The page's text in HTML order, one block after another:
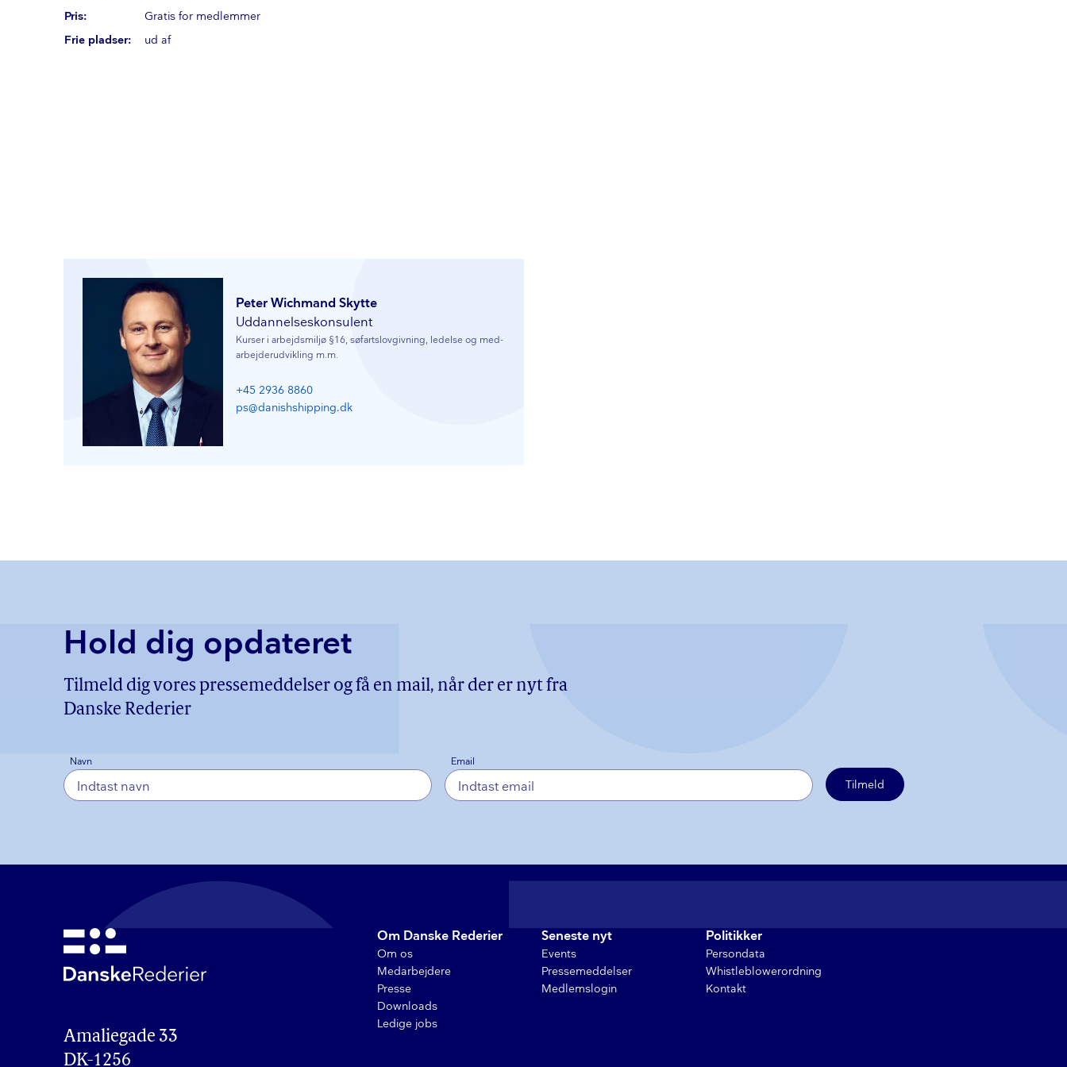
Pris:
Gratis for medlemmer
Frie pladser:
ud af
Peter Wichmand Skytte
Ud­dan­nel­ses­kon­su­lent
Kurser i arbejdsmiljø §16, sø­fart­s­lo­v­giv­ning, ledelse og me­d­
ar­bej­der­ud­vik­ling m.m.
+45 2936 8860
ps@danishshipping.dk
Hold dig opdateret
Tilmeld dig vores pressemeddelser og få en mail, når der er nyt fra
Danske Rederier
Navn Email
Tilmeld
Amaliegade 33
DK-1256
Om Danske Rederier
Om os
Medarbejdere
Presse
Downloads
Ledige jobs
Seneste nyt
Events
Pressemeddelser
Medlemslogin
Politikker
Persondata
Whistleblowerordning
Kontakt